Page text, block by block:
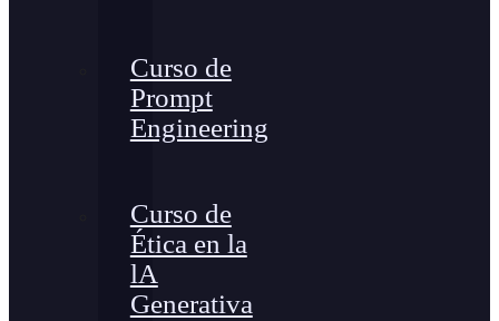
Curso de
Prompt
Engineering
Curso de
Ética en la
lA
Generativa